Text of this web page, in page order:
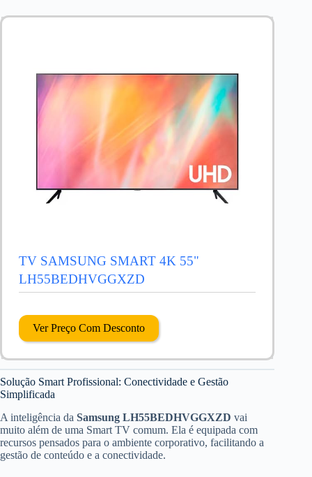
TV SAMSUNG SMART 4K 55"
LH55BEDHVGGXZD
Ver Preço Com Desconto
Solução Smart Profissional: Conectividade e Gestão
Simplificada
A inteligência da Samsung LH55BEDHVGGXZD vai
muito além de uma Smart TV comum. Ela é equipada com
recursos pensados para o ambiente corporativo, facilitando a
gestão de conteúdo e a conectividade.